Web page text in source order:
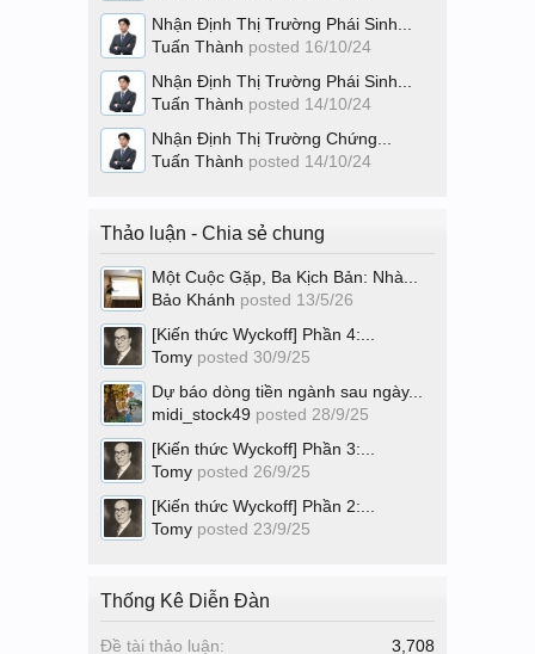
Nhận Định Thị Trường Phái Sinh...
Tuấn Thành posted 16/10/24
Nhận Định Thị Trường Phái Sinh...
Tuấn Thành posted 14/10/24
Nhận Định Thị Trường Chứng...
Tuấn Thành posted 14/10/24
Thảo luận - Chia sẻ chung
Một Cuộc Gặp, Ba Kịch Bản: Nhà...
Bảo Khánh posted 13/5/26
[Kiến thức Wyckoff] Phần 4:...
Tomy posted 30/9/25
Dự báo dòng tiền ngành sau ngày...
midi_stock49 posted 28/9/25
[Kiến thức Wyckoff] Phần 3:...
Tomy posted 26/9/25
[Kiến thức Wyckoff] Phần 2:...
Tomy posted 23/9/25
Thống Kê Diễn Đàn
Đề tài thảo luận:
3,708